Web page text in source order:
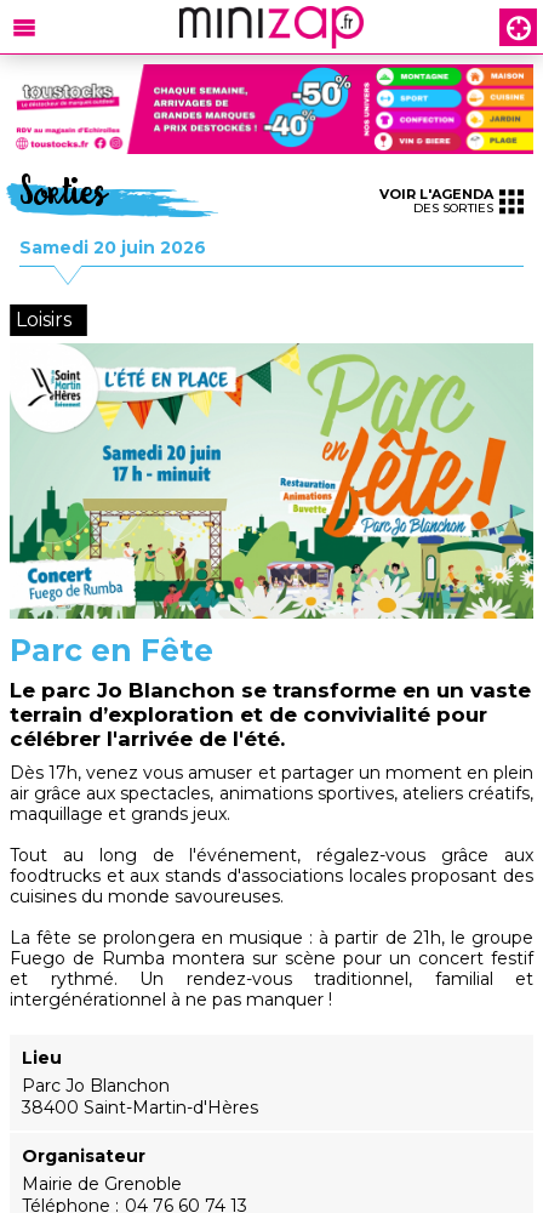
Sorties
Samedi 20 juin 2026
VOIR L'AGENDA
DES SORTIES
Loisirs
Parc en Fête
Le parc Jo Blanchon se transforme en un vaste
terrain d’exploration et de convivialité pour
célébrer l'arrivée de l'été.
Dès 17h, venez vous amuser et partager un moment en plein
air grâce aux spectacles, animations sportives, ateliers créatifs,
maquillage et grands jeux.
Tout au long de l'événement, régalez-vous grâce aux
foodtrucks et aux stands d'associations locales proposant des
cuisines du monde savoureuses.
La fête se prolongera en musique : à partir de 21h, le groupe
Fuego de Rumba montera sur scène pour un concert festif
et rythmé. Un rendez-vous traditionnel, familial et
intergénérationnel à ne pas manquer !
Lieu
Parc Jo Blanchon
38400 Saint-Martin-d'Hères
Organisateur
Mairie de Grenoble
Téléphone
04 76 60 74 13